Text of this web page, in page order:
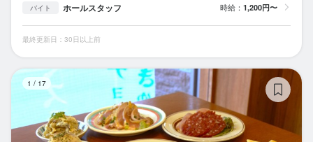
バイト ホールスタッフ 時給： 1,200円〜
最終更新日：30日以上前
1 / 17